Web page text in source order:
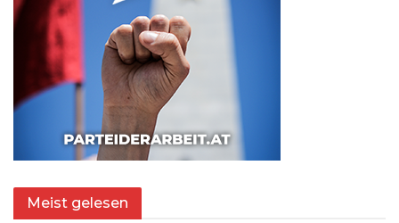
Meist gelesen